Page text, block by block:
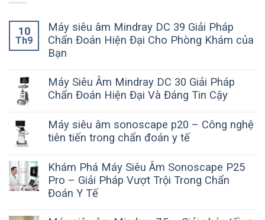
10
Th9
Máy siêu âm Mindray DC 39 Giải Pháp
Chẩn Đoán Hiện Đại Cho Phòng Khám của
Bạn
Máy Siêu Âm Mindray DC 30 Giải Pháp
Chẩn Đoán Hiện Đại Và Đáng Tin Cậy
Máy siêu âm sonoscape p20 – Công nghệ
tiên tiến trong chẩn đoán y tế
Khám Phá Máy Siêu Âm Sonoscape P25
Pro – Giải Pháp Vượt Trội Trong Chẩn
Đoán Y Tế